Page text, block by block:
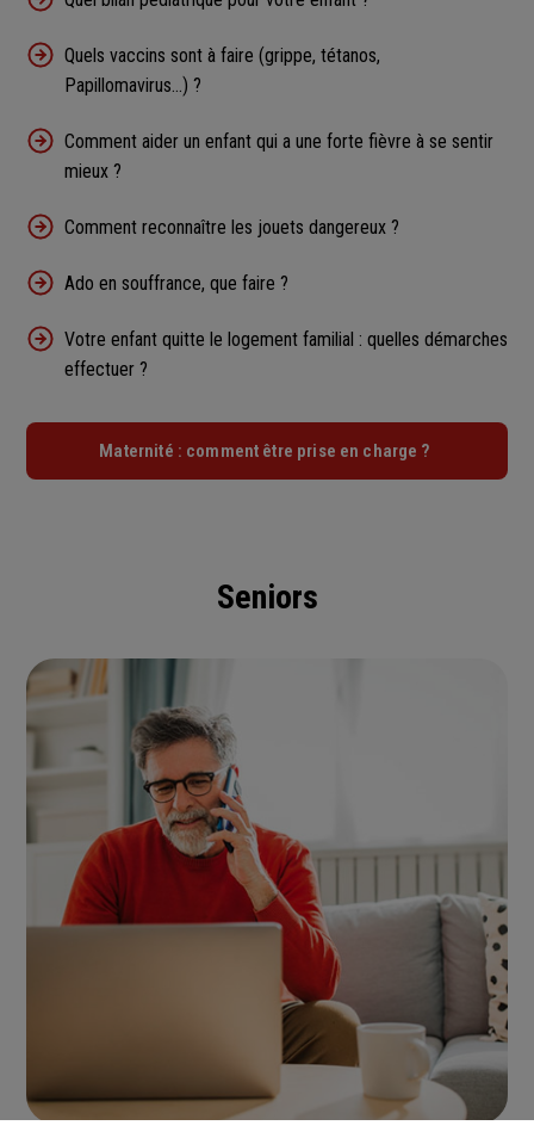
Quels vaccins sont à faire (grippe, tétanos,
Papillomavirus...) ?
Comment aider un enfant qui a une forte fièvre à se sentir
mieux ?
Comment reconnaître les jouets dangereux ?
Ado en souffrance, que faire ?
Votre enfant quitte le logement familial : quelles démarches
effectuer ?
Maternité : comment être prise en charge ?
Seniors